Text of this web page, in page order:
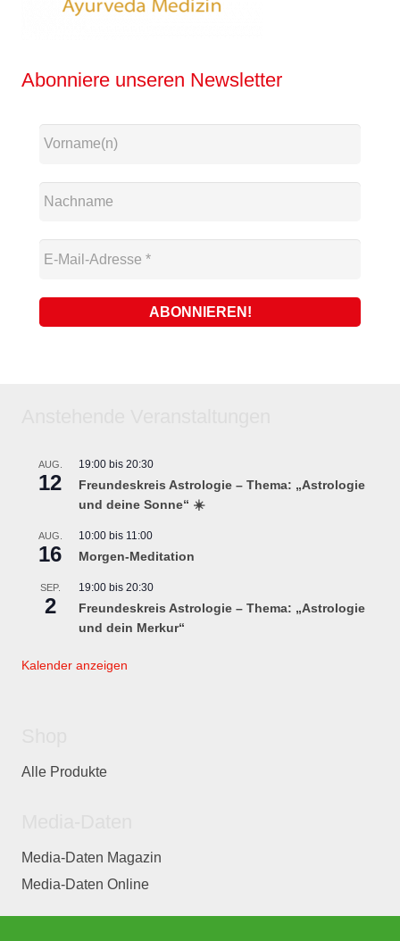
Abonniere unseren Newsletter
AUG.
12
19:00 bis 20:30
Freundeskreis Astrologie – Thema: „Astrologie
und deine Sonne“ ☀️
AUG.
16
10:00 bis 11:00
Morgen-Meditation
SEP.
2
19:00 bis 20:30
Freundeskreis Astrologie – Thema: „Astrologie
und dein Merkur“
Kalender anzeigen
Alle Produkte
Media-Daten Magazin
Media-Daten Online